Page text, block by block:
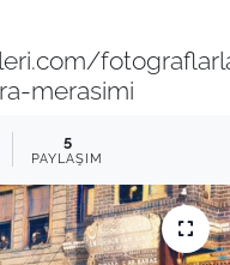
merasimi
5
PAYLAŞIM